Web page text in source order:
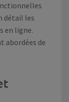
détail les
en ligne.
abordées de